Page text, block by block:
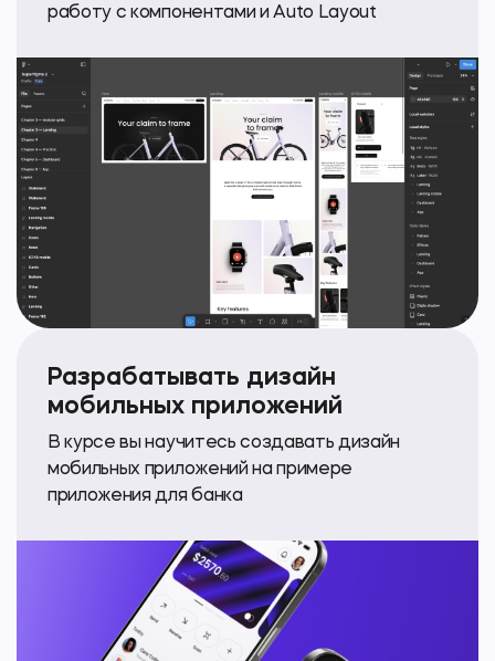
работу с компонентами и Auto Layout
Разрабатывать дизайн
мобильных приложений
В курсе вы научитесь создавать дизайн
мобильных приложений на примере
приложения для банка